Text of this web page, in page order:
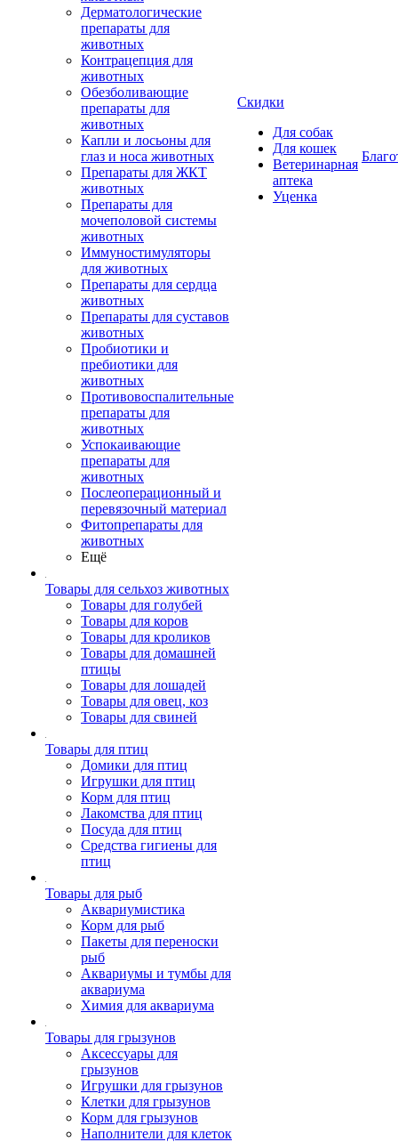
Дерматологические
препараты для
животных
Контрацепция для
животных
Обезболивающие
препараты для
животных
Капли и лосьоны для
глаз и носа животных
Препараты для ЖКТ
животных
Препараты для
мочеполовой системы
животных
Иммуностимуляторы
для животных
Препараты для сердца
животных
Препараты для суставов
животных
Пробиотики и
пребиотики для
животных
Противовоспалительные
препараты для
животных
Успокаивающие
препараты для
животных
Послеоперационный и
перевязочный материал
Фитопрепараты для
животных
Ещё
Товары для сельхоз животных
Товары для голубей
Товары для коров
Товары для кроликов
Товары для домашней
птицы
Товары для лошадей
Товары для овец, коз
Товары для свиней
Товары для птиц
Домики для птиц
Игрушки для птиц
Корм для птиц
Лакомства для птиц
Посуда для птиц
Средства гигиены для
птиц
Товары для рыб
Аквариумистика
Корм для рыб
Пакеты для переноски
рыб
Аквариумы и тумбы для
аквариума
Химия для аквариума
Товары для грызунов
Аксессуары для
грызунов
Игрушки для грызунов
Клетки для грызунов
Корм для грызунов
Наполнители для клеток
Скидки
Для собак
Для кошек
Ветеринарная
аптека
Уценка